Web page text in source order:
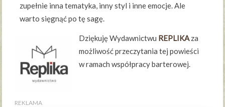
zupełnie inna tematyka, inny styl i inne emocje. Ale
warto sięgnąć po tę sagę.
Dziękuję Wydawnictwu REPLIKAza
możliwość przeczytania tej powieści
w ramach współpracy barterowej.